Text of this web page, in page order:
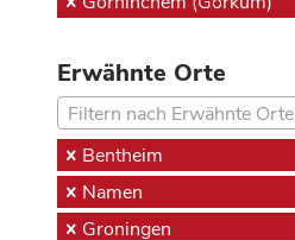
Erwähnte Orte
Filtern nach Erwähnte Orte
Bentheim
Namen
Groningen